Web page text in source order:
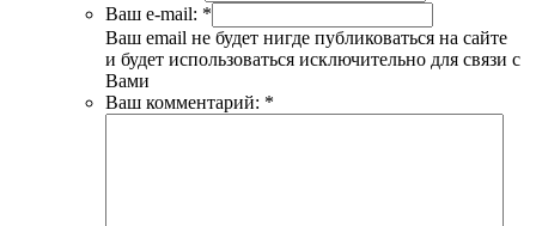
Ваш e-mail: *
Ваш email не будет нигде публиковаться на сайте
и будет использоваться исключительно для связи с
Вами
Ваш комментарий: *